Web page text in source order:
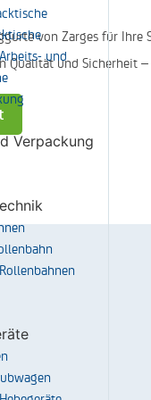
und
Verpackung
von Zarges für
Qualität und Sicherheit